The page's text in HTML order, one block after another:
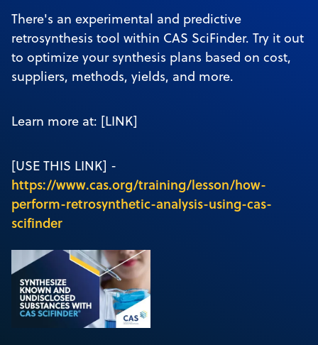
There's an experimental and predictive
retrosynthesis tool within CAS SciFinder. Try it out
to optimize your synthesis plans based on cost,
suppliers, methods, yields, and more.
Learn more at: [LINK]
[USE THIS LINK] -
https://www.cas.org/training/lesson/how-
perform-retrosynthetic-analysis-using-cas-
scifinder